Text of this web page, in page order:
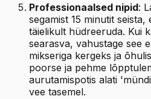
Professionaalsed nipid:
segamist 15 minutit seista,
täielikult hüdreeruda. Kui
searasva, vahustage see
mikseriga kergeks ja
poorse ja pehme
aurutamispotis alati
vee tasemel.